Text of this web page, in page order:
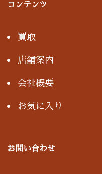
コンテンツ
買取
店舗案内
会社概要
お気に入り
お問い合わせ